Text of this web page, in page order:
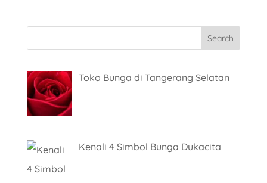
Toko Bunga di Tangerang Selatan
Kenali 4 Simbol Bunga Dukacita